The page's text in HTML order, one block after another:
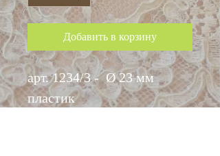
Добавить в корзину
арт. 1234/3 - Ø 23 мм
пластик